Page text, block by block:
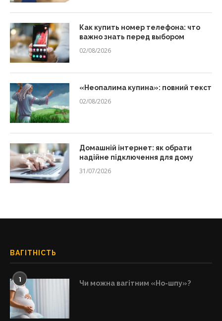
Как купить номер телефона: что
важно знать перед выбором
02/08/2026
«Неопалима купина»: повний текст
02/08/2026
Домашній інтернет: як обрати
надійне підключення для дому
31/07/2026
ВАГІТНІСТЬ
1 Чи можна вагітним «Но-шпу»?